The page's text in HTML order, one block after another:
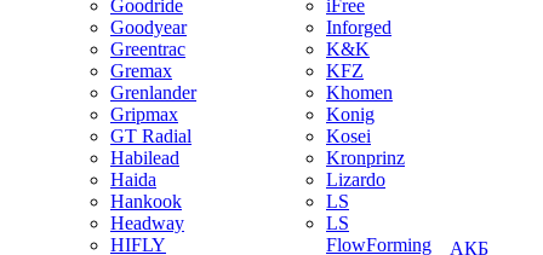
Goodride
Goodyear
Greentrac
Gremax
Grenlander
Gripmax
GT Radial
Habilead
Haida
Hankook
Headway
HIFLY
iFree
Inforged
K&K
KFZ
Khomen
Konig
Kosei
Kronprinz
Lizardo
LS
LS
FlowForming
АКБ